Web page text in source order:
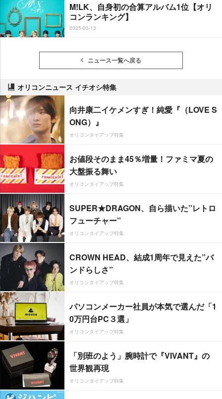
M!LK、自身初の合算アルバム1位【オリ
コンランキング】
2025-03-13
ニュース一覧へ戻る
オリコンニュース イチオシ特集
向井康二イケメンすぎ！純愛『（LOVE S
ONG）』
オリコンタイアップ特集
お値段そのまま45％増量！ファミマ夏の
大盤振る舞い
オリコンタイアップ特集
SUPER★DRAGON、自ら描いた”レトロ
フューチャー”
オリコンタイアップ特集
CROWN HEAD、結成1周年で見えた”バ
ンドらしさ”
オリコンタイアップ特集
パソコンメーカー社員が本気で選んだ「1
0万円台PC３選」
オリコンタイアップ特集
「別班のよう」腕時計で『VIVANT』の
世界観再現
オリコンタイアップ特集